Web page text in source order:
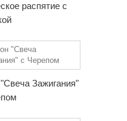
распятие с
Зажигания"